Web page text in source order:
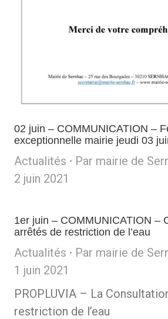
02 juin – COMMUNICATION –
exceptionnelle mairie jeudi 03
Actualités Par mairie de
2 juin 2021
1er juin – COMMUNICATION –
arrêtés de restriction de l’eau
Actualités Par mairie de
1 juin 2021
PROPLUVIA – La
restriction de l’eau